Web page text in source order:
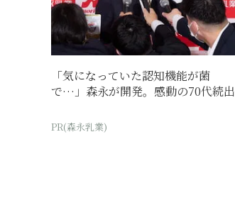
「気になっていた認知機能が菌
で…」森永が開発。感動の70代続出
PR(森永乳業)